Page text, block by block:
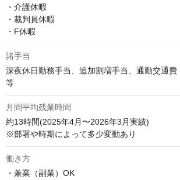
・介護休暇
・裁判員休暇
・F休暇
諸手当
深夜休日勤務手当、追加割増手当、通勤交通費
等
月間平均残業時間
約13時間(2025年4月〜2026年3月実績)
※部署や時期によって多少変動あり
働き方
・兼業（副業）OK